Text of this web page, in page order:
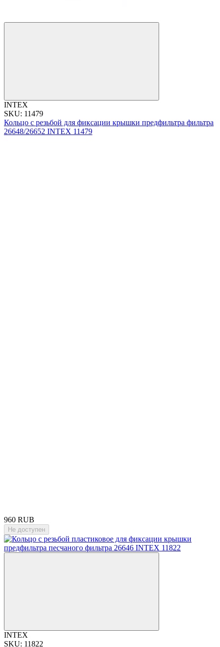
INTEX
SKU: 11479
Кольцо с резьбой для фиксации крышки предфильтра фильтра
26648/26652 INTEX 11479
960 RUB
Не доступен
INTEX
SKU: 11822